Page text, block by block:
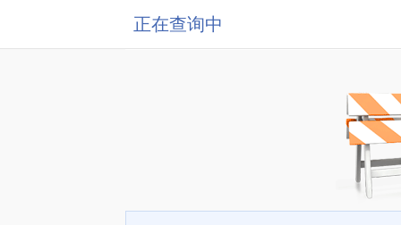
正在查询中